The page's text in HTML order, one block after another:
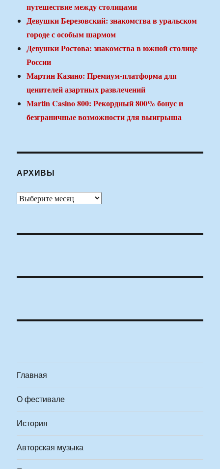
путешествие между столицами
Девушки Березовский: знакомства в уральском
городе с особым шармом
Девушки Ростова: знакомства в южной столице
России
Мартин Казино: Премиум-платформа для
ценителей азартных развлечений
Martin Casino 800: Рекордный 800% бонус и
безграничные возможности для выигрыша
АРХИВЫ
Архивы
Главная
О фестивале
История
Авторская музыка